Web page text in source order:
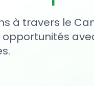
à travers le